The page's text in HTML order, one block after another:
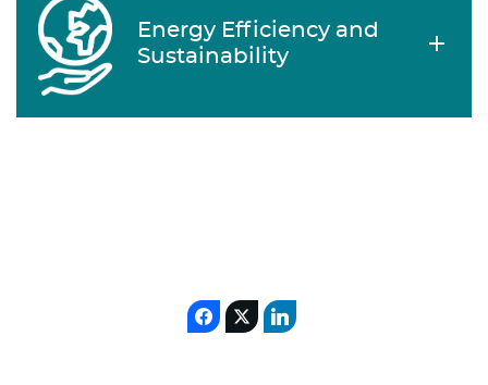
Energy Efficiency and
Sustainability